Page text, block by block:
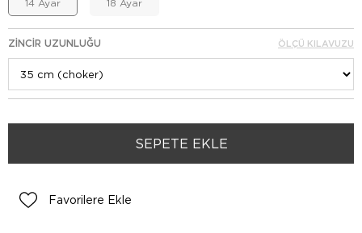
14 Ayar 18 Ayar
ZINCIR UZUNLUĞU ÖLÇÜ KILAVUZU
Favorilere Ekle